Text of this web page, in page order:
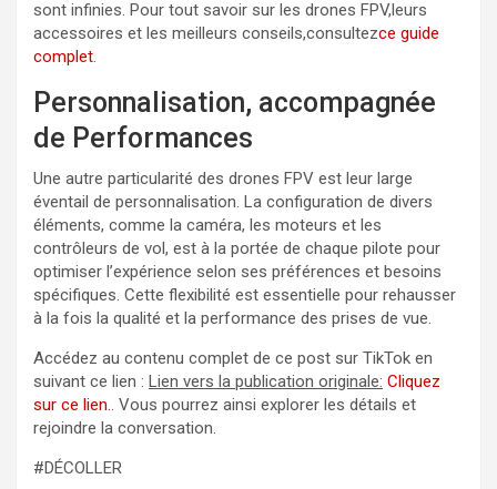
sont infinies. Pour tout savoir sur les drones FPV,leurs
accessoires et les meilleurs conseils,consultezce guide
complet.
Personnalisation, accompagnée
de Performances
Une autre particularité des drones FPV est leur large
éventail de personnalisation. La configuration de divers
éléments, comme la caméra, les moteurs et les
contrôleurs de vol, est à la portée de chaque pilote pour
optimiser l’expérience selon ses préférences et besoins
spécifiques. Cette flexibilité est essentielle pour rehausser
à la fois la qualité et la performance des prises de vue.
Accédez au contenu complet de ce post sur TikTok en
suivant ce lien : Lien vers la publication originale: Cliquez
sur ce lien.. Vous pourrez ainsi explorer les détails et
rejoindre la conversation.
#DÉCOLLER